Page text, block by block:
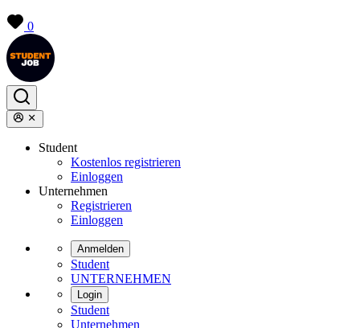
0
Student
Kostenlos registrieren
Einloggen
Unternehmen
Registrieren
Einloggen
Anmelden
Student
UNTERNEHMEN
Login
Student
Unternehmen